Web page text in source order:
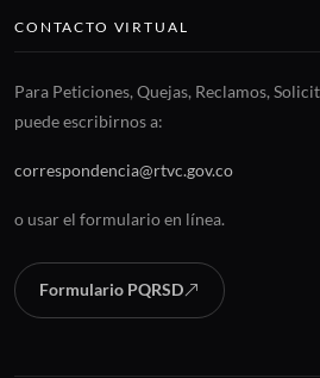
CONTACTO VIRTUAL
Para Peticiones, Quejas, Reclamos,
puede escribirnos a:
correspondencia@rtvc.gov.co
o usar el formulario en línea.
Formulario PQRSD